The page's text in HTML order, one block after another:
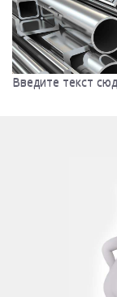
Введите текст
Введите текст